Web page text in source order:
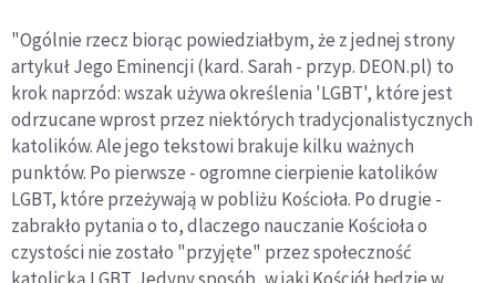
"Ogólnie rzecz biorąc powiedziałbym, że z jednej strony
artykuł Jego Eminencji (kard. Sarah - przyp. DEON.pl) to
krok naprzód: wszak używa określenia 'LGBT', które jest
odrzucane wprost przez niektórych tradycjonalistycznych
katolików. Ale jego tekstowi brakuje kilku ważnych
punktów. Po pierwsze - ogromne cierpienie katolików
LGBT, które przeżywają w pobliżu Kościoła. Po drugie -
zabrakło pytania o to, dlaczego nauczanie Kościoła o
czystości nie zostało "przyjęte" przez społeczność